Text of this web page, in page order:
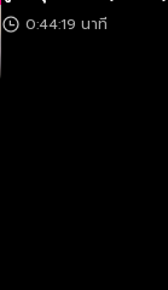
0:44:19 นาที